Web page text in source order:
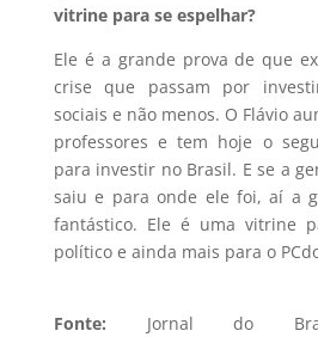
vitrine para se espelhar?
Ele é a grande prova de que
crise que passam por
sociais e não menos. O Flávio
professores e tem hoje o
para investir no Brasil. E se a
saiu e para onde ele foi, aí a
fantástico. Ele é uma vitrine
político e ainda mais para o
Fonte: Jornal do